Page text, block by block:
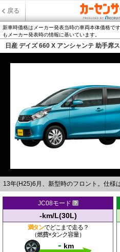
戻る
新車時価格はメーカー発表当時の車両本体価格で
もメーカー発表時の情報に基いています。
日産 デイズ 660 X アンシャンテ 助手席
13年(H25)6月、新型時のフロント。仕様
JC08モード
-km/L(30L)
満タンでどこまで走る？
（燃費×タンク容量）
- km